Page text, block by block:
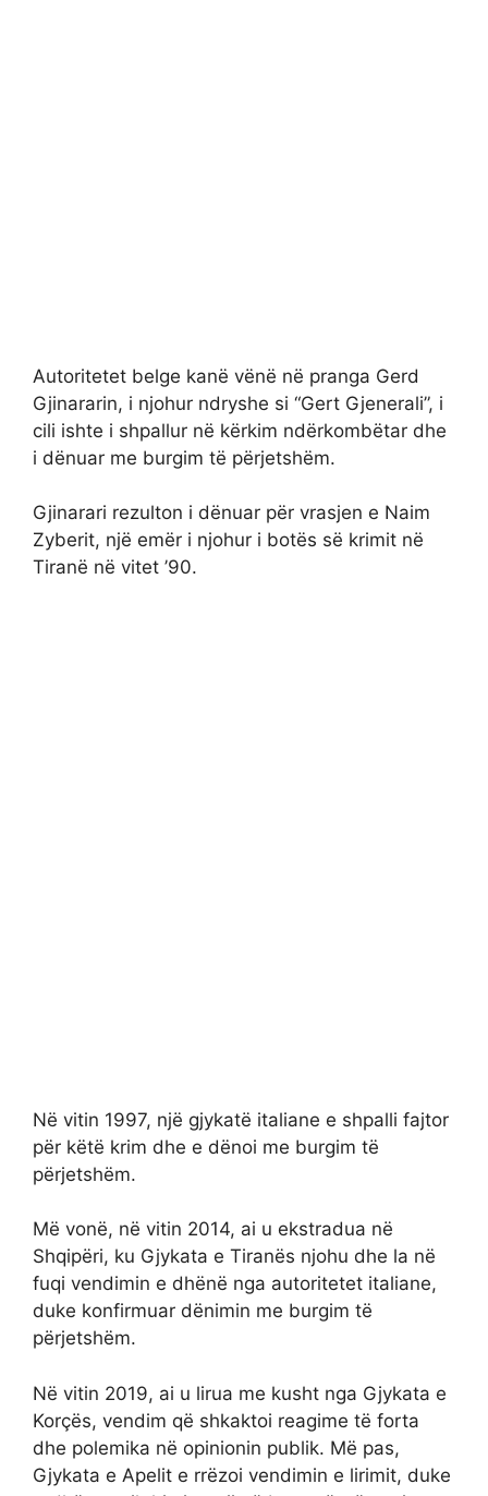
Autoritetet belge kanë vënë në pranga Gerd
Gjinararin, i njohur ndryshe si “Gert Gjenerali”, i
cili ishte i shpallur në kërkim ndërkombëtar dhe
i dënuar me burgim të përjetshëm.
Gjinarari rezulton i dënuar për vrasjen e Naim
Zyberit, një emër i njohur i botës së krimit në
Tiranë në vitet ’90.
Në vitin 1997, një gjykatë italiane e shpalli fajtor
për këtë krim dhe e dënoi me burgim të
përjetshëm.
Më vonë, në vitin 2014, ai u ekstradua në
Shqipëri, ku Gjykata e Tiranës njohu dhe la në
fuqi vendimin e dhënë nga autoritetet italiane,
duke konfirmuar dënimin me burgim të
përjetshëm.
Në vitin 2019, ai u lirua me kusht nga Gjykata e
Korçës, vendim që shkaktoi reagime të forta
dhe polemika në opinionin publik. Më pas,
Gjykata e Apelit e rrëzoi vendimin e lirimit, duke